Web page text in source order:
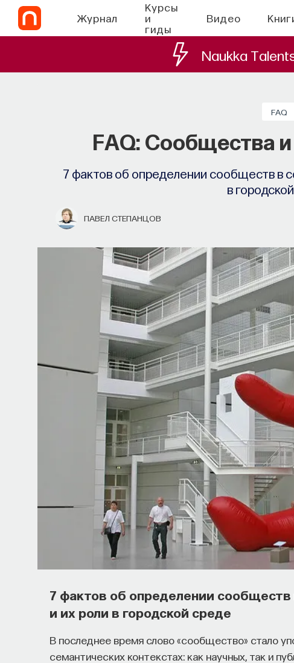
Журнал
Курсы
и
гиды
Видео
Naukka
FAQ
FAQ: Сообщества
7 фактов об определении сообществ в
в
ПАВЕЛ СТЕПАНЦОВ
7 фактов об определении
и их роли в городской среде
В последнее время слово «сообщество» стало
семантических контекстах: как научных, так и